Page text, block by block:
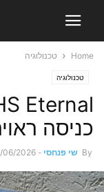
Home טכנולוגיה
טכנולוגיה
כניסה
By שי פנחסי -
06/2026